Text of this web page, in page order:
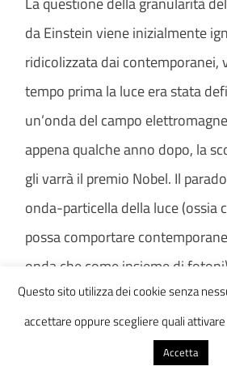
da Einstein viene inizialmente
ridicolizzata dai contemporanei,
tempo prima la luce era stata
un’onda del campo
appena qualche anno dopo, la
gli varrà il premio Nobel. Il
onda-particella della luce (ossia
possa comportare
onda che come insieme di
completa formulazione della
quantistica.
Il problema del colore
Questo sito utilizza dei cookie senza
accettare oppure scegliere quali attivare
Accetta